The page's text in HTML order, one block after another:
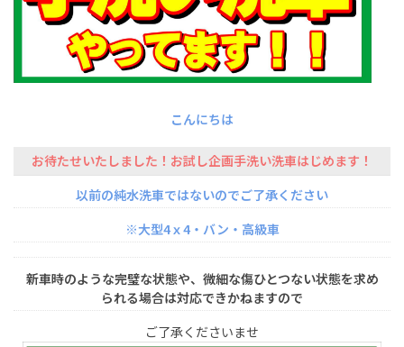
こんにちは
お待たせいたしました！お試し企画手洗い洗車はじめます！
以前の純水洗車ではないのでご了承ください
※大型4ｘ4・バン・高級車
新車時のような完璧な状態や、微細な傷ひとつない状態を求め
られる場合は対応できかねますので
ご了承くださいませ